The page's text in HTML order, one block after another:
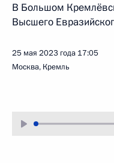
В Большом
Высшего
25 мая 2023 года 17:05
Москва, Кремль